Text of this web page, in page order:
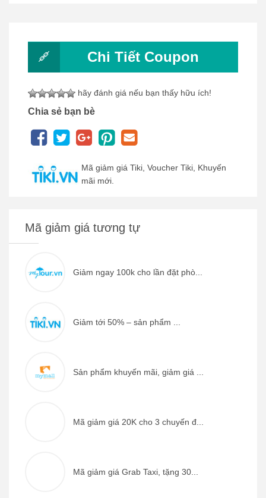
Chi Tiết Coupon
hãy đánh giá nếu bạn thấy hữu ích!
Chia sẻ bạn bè
Mã giảm giá Tiki, Voucher Tiki, Khuyến
mãi mới.
Mã giảm giá tương tự
Giảm ngay 100k cho lần đặt phò...
Giảm tới 50% – sản phẩm ...
Sản phẩm khuyến mãi, giảm giá ...
Mã giảm giá 20K cho 3 chuyến đ...
Mã giảm giá Grab Taxi, tặng 30...